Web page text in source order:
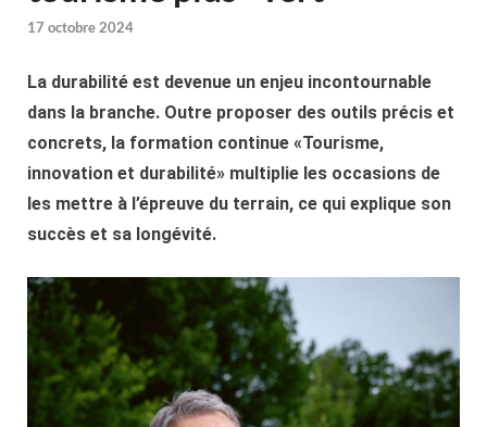
17 octobre 2024
La durabilité est devenue un enjeu incontournable
dans la branche. Outre proposer des outils précis et
concrets, la formation continue «Tourisme,
innovation et durabilité» multiplie les occasions de
les mettre à l’épreuve du terrain, ce qui explique son
succès et sa longévité.